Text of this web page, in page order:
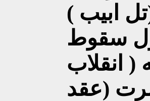
ابيب )
سقوط
انقلاب
(عقد